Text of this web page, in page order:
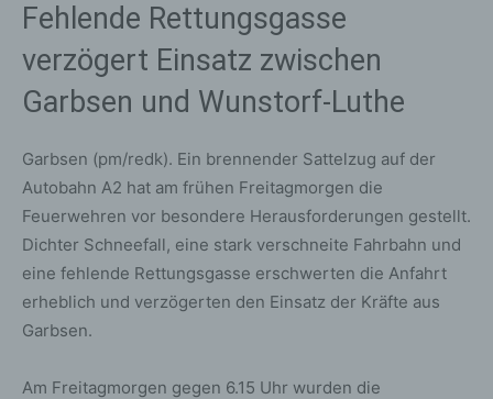
Fehlende Rettungsgasse
verzögert Einsatz zwischen
Garbsen und Wunstorf-Luthe
Garbsen (pm/redk). Ein brennender Sattelzug auf der
Autobahn A2 hat am frühen Freitagmorgen die
Feuerwehren vor besondere Herausforderungen gestellt.
Dichter Schneefall, eine stark verschneite Fahrbahn und
eine fehlende Rettungsgasse erschwerten die Anfahrt
erheblich und verzögerten den Einsatz der Kräfte aus
Garbsen.
Am Freitagmorgen gegen 6.15 Uhr wurden die